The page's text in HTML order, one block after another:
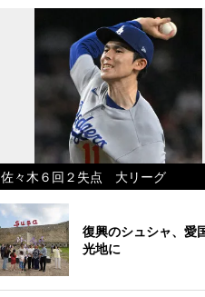
佐々木６回２失点 大リーグ
復興のシュシャ、愛
光地に